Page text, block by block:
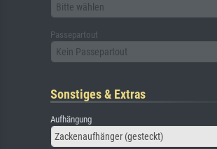
Bitte wählen
Passepartout
Kein Passepartout
Sonstiges & Extras
Aufhängung
Zackenaufhänger (gesteckt)